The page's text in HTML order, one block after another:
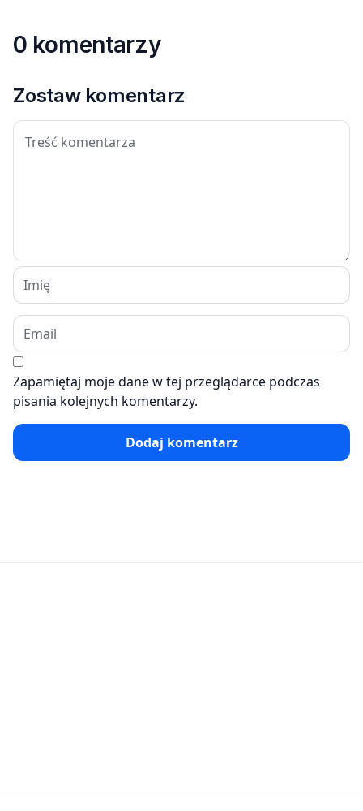
0 komentarzy
Zostaw komentarz
Zapamiętaj moje dane w tej przeglądarce podczas
pisania kolejnych komentarzy.
Dodaj komentarz